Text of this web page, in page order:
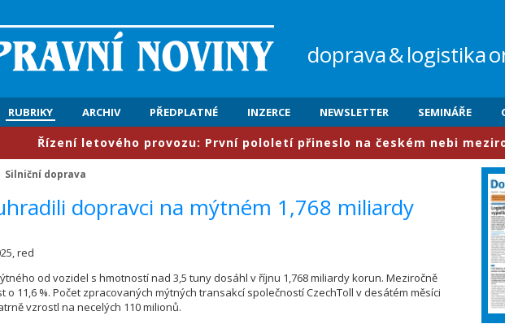
doprava&logistika
RUBRIKY ARCHIV PŘEDPLATNÉ INZERCE NEWSLETTER SEMINÁŘE
​Řízení letového provozu: První pololetí přineslo na českém nebi meziročně
Silniční doprava
dopravci na mýtném 1,768 miliardy
red
od vozidel s hmotností nad 3,5 tuny dosáhl v říjnu 1,768 miliardy korun. Meziročně
o 11,6 %. Počet zpracovaných mýtných transakcí společností CzechToll v desátém měsíci
vzrostl na necelých 110 milionů.